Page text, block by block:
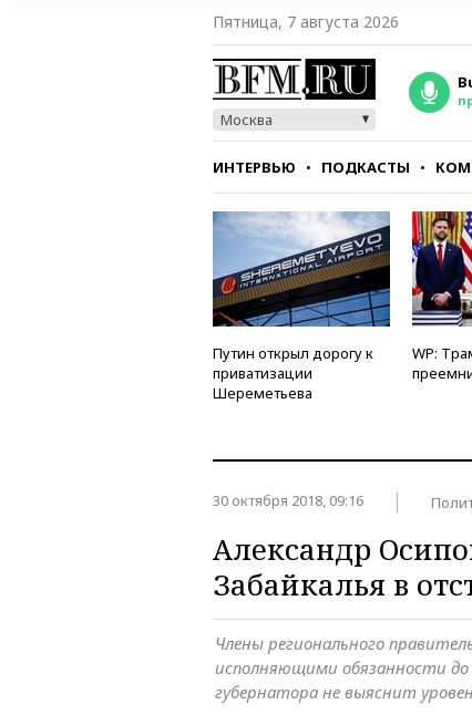
Пятница, 7 августа 2026
Москва
ИНТЕРВЬЮ ПОДКАСТЫ
СТИЛЬ ТЕСТЫ
Путин открыл дорогу к
приватизации
Шереметьева
WP:
30 октября 2018, 09:16
Александр
Забайкалья в
Члены регионального
исполняющими обязанности до
губернатора не выяснит